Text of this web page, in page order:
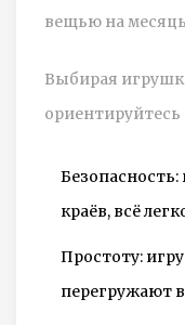
вещью на
Выбирая
ориентируйтесь
Безопасность:
краёв, всё
Простоту:
перегружают